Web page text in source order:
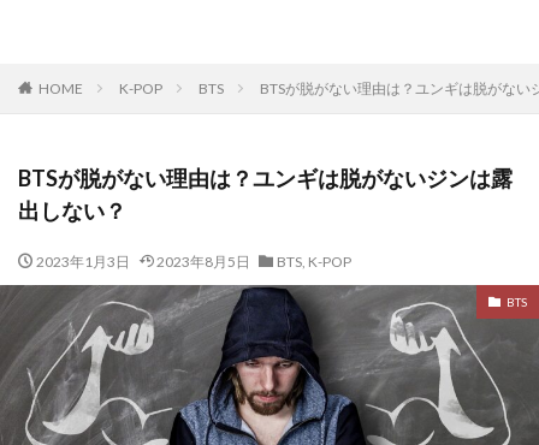
HOME K-POP BTS BTSが脱がない理由は？ユンギは脱がない
BTSが脱がない理由は？ユンギは脱がないジンは露
出しない？
2023年1月3日 2023年8月5日 BTS, K-POP
BTS